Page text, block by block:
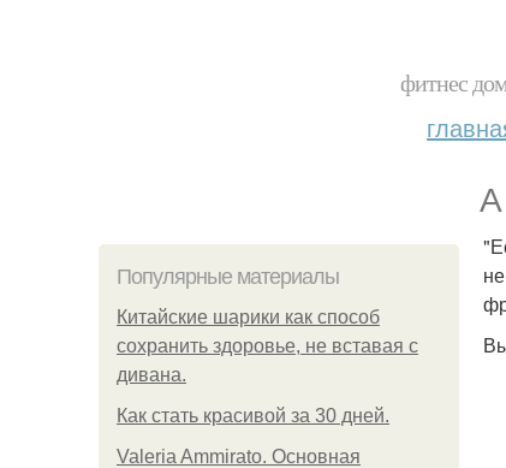
фитнес
А
Популярные материалы
Китайские шарики как способ
сохранить здоровье, не вставая с
дивана.
Как стать красивой за 30 дней.
Valeria Ammirato. Основная